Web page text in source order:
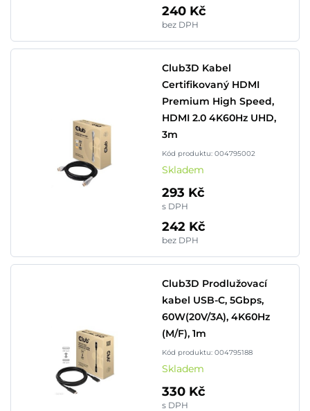
240 Kč
bez DPH
Club3D Kabel
Certifikovaný HDMI
Premium High Speed,
HDMI 2.0 4K60Hz UHD,
3m
Kód produktu: 004795002
Skladem
293 Kč
s DPH
242 Kč
bez DPH
Club3D Prodlužovací
kabel USB-C, 5Gbps,
60W(20V/3A), 4K60Hz
(M/F), 1m
Kód produktu: 004795188
Skladem
330 Kč
s DPH